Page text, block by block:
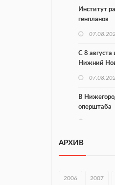
Институт
генпланов
С 8 августа
Нижний
В
оперштаба
В
В
АРХИВ
2006 2007